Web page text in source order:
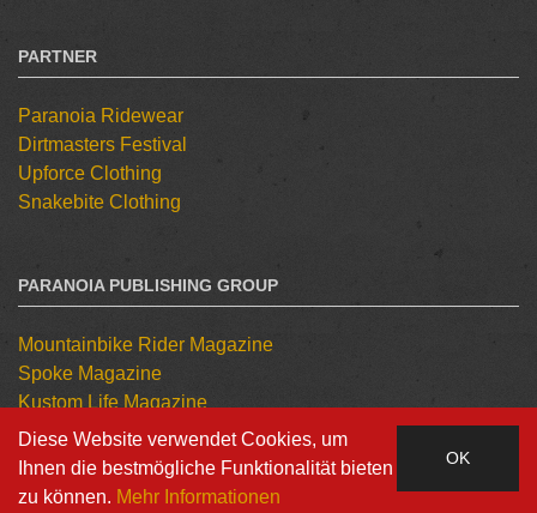
PARTNER
Paranoia Ridewear
Dirtmasters Festival
Upforce Clothing
Snakebite Clothing
PARANOIA PUBLISHING GROUP
Mountainbike Rider Magazine
Spoke Magazine
Kustom Life Magazine
Tattoo Kulture Magazine
OK
Diese Website verwendet Cookies, um
Ihnen die bestmögliche Funktionalität bieten
zu können. Mehr Informationen